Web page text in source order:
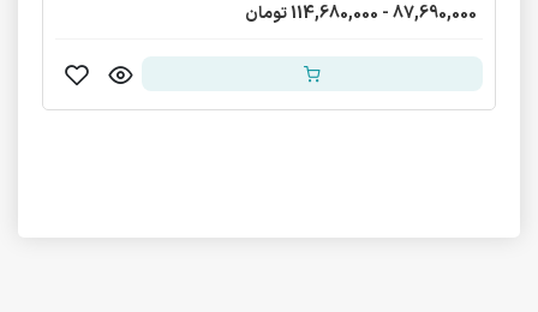
87,690,000 - 114,680,000 تومان